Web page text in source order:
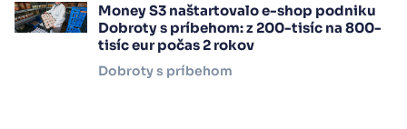
Money S3 naštartovalo e-shop podniku
Dobroty s príbehom: z 200-tisíc na 800-
tisíc eur počas 2 rokov
Dobroty s príbehom